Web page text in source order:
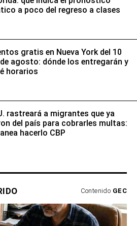
a poco del regreso a clases
gratis en Nueva York del 10
agosto: dónde los entregarán y
horarios
rastreará a migrantes que ya
del país para cobrarles multas:
hacerlo CBP
Contenido GEC